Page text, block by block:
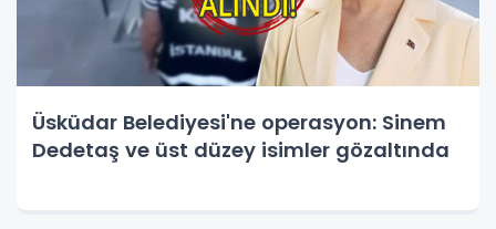
Üsküdar Belediyesi'ne operasyon: Sinem
Dedetaş ve üst düzey isimler gözaltında